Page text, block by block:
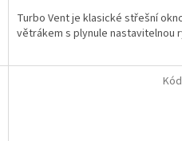
Turbo Vent je klasické střešní
větrákem s plynule nastavitelnou